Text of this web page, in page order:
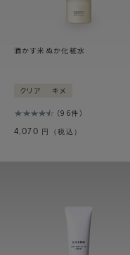
酒かす米ぬか化粧水
クリア キメ
96件
4,070 円（税込）